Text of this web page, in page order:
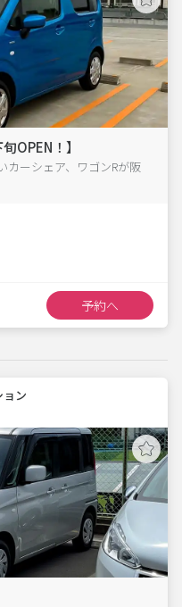
OPEN！】
カーシェア、ワゴンRが阪
予約へ
ン